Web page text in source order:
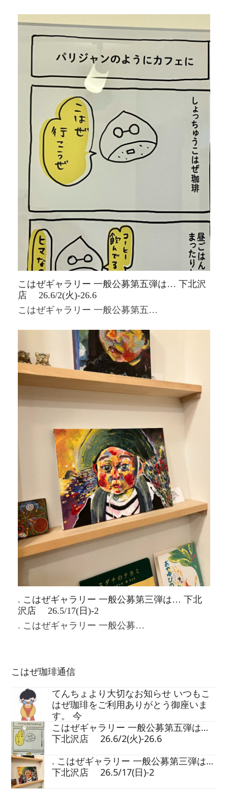
こはぜギャラリー 一般公募第五弾は… 下北沢
店 26.6/2(火)-26.6
こはぜギャラリー 一般公募第五…
. こはぜギャラリー 一般公募第三弾は… 下北
沢店 26.5/17(日)-2
. こはぜギャラリー 一般公募…
こはぜ珈琲通信
てんちょより大切なお知らせ いつもこ
はぜ珈琲をご利用ありがとう御座いま
す。 今
こはぜギャラリー 一般公募第五弾は…
下北沢店 26.6/2(火)-26.6
. こはぜギャラリー 一般公募第三弾は…
下北沢店 26.5/17(日)-2